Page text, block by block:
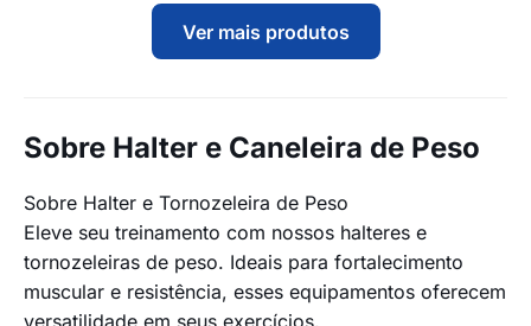
Ver mais produtos
Sobre Halter e Caneleira de Peso
Sobre Halter e Tornozeleira de Peso
Eleve seu treinamento com nossos halteres e
tornozeleiras de peso. Ideais para fortalecimento
muscular e resistência, esses equipamentos oferecem